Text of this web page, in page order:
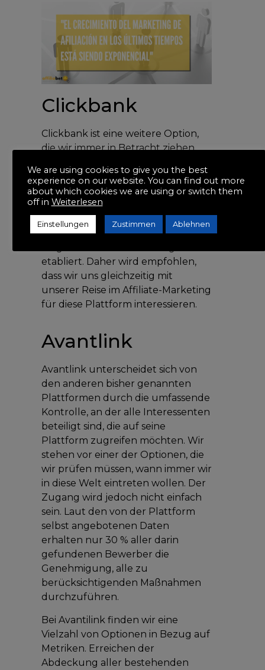
Clickbank
Clickbank ist eine weitere Option,
die wir immer in Betracht ziehen
eines Partnerprogramms geht, das
uns hilft, eine Lösung zu
garantieren, die unseren
Erwartungen entspricht. Ihr
Partnerprogramm hat sich seit
etabliert. Daher wird empfohlen,
dass wir uns gleichzeitig mit
unserer Reise im Affiliate-Marketing
für diese Plattform interessieren.
Avantlink
Avantlink unterscheidet sich von
den anderen bisher genannten
Plattformen durch die umfassende
Kontrolle, an der alle Interessenten
beteiligt sind, die auf seine
Plattform zugreifen möchten. Wir
stehen vor einer der Optionen, die
wir prüfen müssen, wann immer wir
in diese Welt eintreten wollen. Der
Zugang wird jedoch nicht einfach
sein. Laut den von der Plattform
selbst angebotenen Daten
erhalten nur 30 % aller darin
gefundenen Bewerber die
Genehmigung, alle zu
berücksichtigenden Maßnahmen
durchzuführen.
Bei Avantilink finden wir eine
Vielzahl von Optionen in Bezug auf
Metriken. Erreichen der
Abdeckung aller bestehenden
We are using cookies to give you the best
experience on our website. You can find out more
about which cookies we are using or switch them
off in Weiterlesen
Einstellungen Zustimmen Ablehnen